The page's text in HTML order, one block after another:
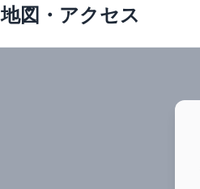
地図・アクセス